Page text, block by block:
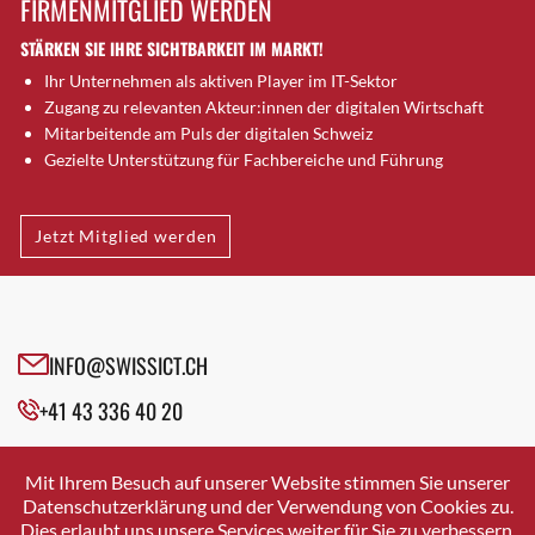
Brugg AG
Brütten
Bubendorf
Bubikon
Buchs (SG)
Bäretswil
Bülach
Cazis
Crissier
Davos Platz
Dierikon
Dietikon
FIRMENMITGLIED WERDEN
STÄRKEN SIE IHRE SICHTBARKEIT IM MARKT!
Ihr Unternehmen als aktiven Player im IT-Sektor
Zugang zu relevanten Akteur:innen der digitalen Wirtschaft
Mitarbeitende am Puls der digitalen Schweiz
Gezielte Unterstützung für Fachbereiche und Führung
Jetzt Mitglied werden
INFO@SWISSICT.CH
+41 43 336 40 20
SWISSICT
VULKANSTRASSE 120
8048 ZURICH
Mit Ihrem Besuch auf unserer Website stimmen Sie unserer
Datenschutzerklärung und der Verwendung von Cookies zu.
Dies erlaubt uns unsere Services weiter für Sie zu verbessern.